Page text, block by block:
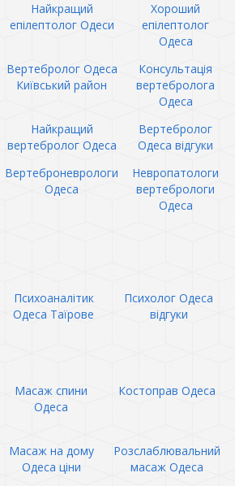
Найкращий
епілептолог Одеси
Хороший
епілептолог
Одеса
Вертебролог Одеса
Київський район
Консультація
вертебролога
Одеса
Найкращий
вертебролог Одеса
Вертебролог
Одеса відгуки
Вертеброневрологи
Одеса
Невропатологи
вертебрологи
Одеса
Психоаналітик
Одеса Таїрове
Психолог Одеса
відгуки
Масаж спини
Одеса
Костоправ Одеса
Масаж на дому
Одеса ціни
Розслаблювальний
масаж Одеса